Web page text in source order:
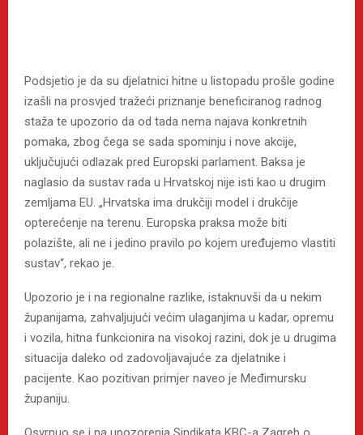
Podsjetio je da su djelatnici hitne u listopadu prošle godine
izašli na prosvjed tražeći priznanje beneficiranog radnog
staža te upozorio da od tada nema najava konkretnih
pomaka, zbog čega se sada spominju i nove akcije,
uključujući odlazak pred Europski parlament. Baksa je
naglasio da sustav rada u Hrvatskoj nije isti kao u drugim
zemljama EU. „Hrvatska ima drukčiji model i drukčije
opterećenje na terenu. Europska praksa može biti
polazište, ali ne i jedino pravilo po kojem uređujemo vlastiti
sustav“, rekao je.
Upozorio je i na regionalne razlike, istaknuvši da u nekim
županijama, zahvaljujući većim ulaganjima u kadar, opremu
i vozila, hitna funkcionira na visokoj razini, dok je u drugima
situacija daleko od zadovoljavajuće za djelatnike i
pacijente. Kao pozitivan primjer naveo je Međimursku
županiju.